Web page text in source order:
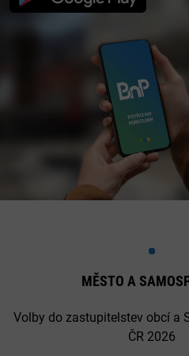
MĚSTO A
Volby do zastupitelstev obcí a
ČR 2026